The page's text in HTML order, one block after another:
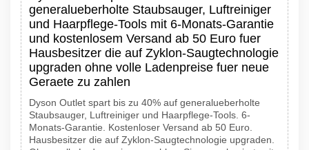
generalueberholte Staubsauger, Luftreiniger
und Haarpflege-Tools mit 6-Monats-Garantie
und kostenlosem Versand ab 50 Euro fuer
Hausbesitzer die auf Zyklon-Saugtechnologie
upgraden ohne volle Ladenpreise fuer neue
Geraete zu zahlen
Dyson Outlet spart bis zu 40% auf generalueberholte
Staubsauger, Luftreiniger und Haarpflege-Tools. 6-
Monats-Garantie. Kostenloser Versand ab 50 Euro.
Hausbesitzer die auf Zyklon-Saugtechnologie upgraden.